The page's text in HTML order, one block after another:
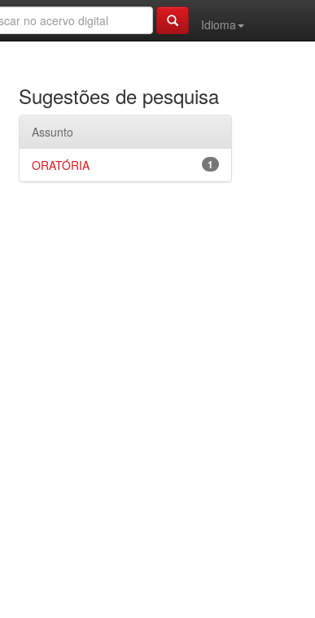
Idioma
Sugestões de pesquisa
Assunto
1
ORATÓRIA